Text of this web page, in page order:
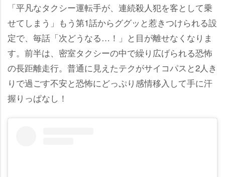
「平凡なタクシー運転手が、連続殺人犯を客として乗
せてしまう」もう第1話からググッと惹きつけられる設
定で、毎話「次どうなる…！」と目が離せなくなりま
す。前半は、密室タクシーの中で繰り広げられる恐怖
の長距離走行。普通に見えたテクがサイコパスと2人き
りで過ごす不安と恐怖にどっぷり感情移入して手に汗
握りっぱなし！